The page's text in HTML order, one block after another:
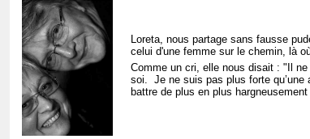
Loreta, nous partage sans fausse
celui d'une femme sur le chemin, là
Comme un cri, elle nous disait : "Il
soi. Je ne suis pas plus forte qu’une
battre de plus en plus